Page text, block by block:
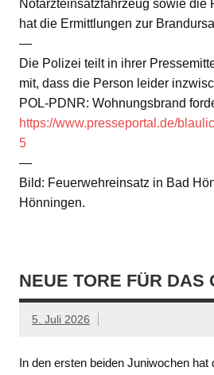
Notarzteinsatzfahrzeug sowie die
hat die Ermittlungen zur
—
Die Polizei teilt in ihrer
mit, dass die Person leider
POL-PDNR: Wohnungsbrand
https://www.presseportal.de/
5
—
Bild: Feuerwehreinsatz in Bad
Hönningen.
NEUE TORE FÜR DAS
5. Juli 2026
In den ersten beiden Juniwochen hat